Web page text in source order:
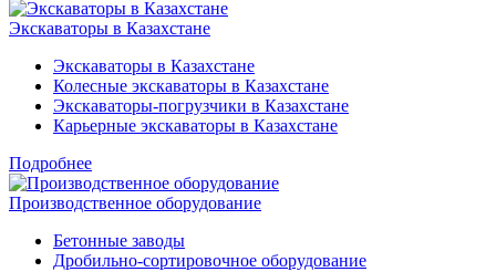
Экскаваторы в Казахстане
Экскаваторы в Казахстане
Колесные экскаваторы в Казахстане
Экскаваторы-погрузчики в Казахстане
Карьерные экскаваторы в Казахстане
Подробнее
Производственное оборудование
Бетонные заводы
Дробильно-сортировочное оборудование